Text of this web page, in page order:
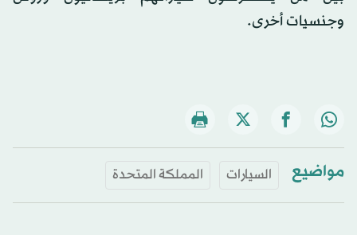
وجنسيات أخرى.
مواضيع السيارات المملكة المتحدة